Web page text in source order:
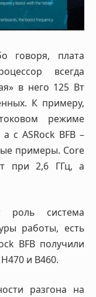
говоря, плата
всегда
в него 125 Вт
К примеру,
режиме
с ASRock BFB –
примеры. Core
при 2,6 ГГц, а
роль система
работы, есть
BFB получили
и B460.
разгона на